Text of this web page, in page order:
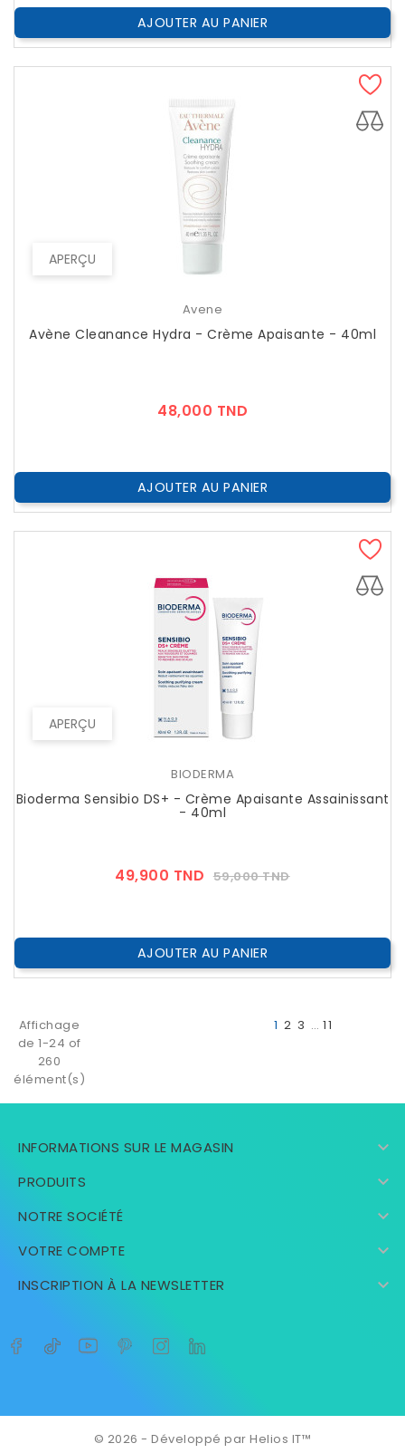
AJOUTER AU PANIER
APERÇU
Avene
Avène Cleanance Hydra - Crème Apaisante - 40ml
48,000 TND
AJOUTER AU PANIER
APERÇU
BIODERMA
Bioderma Sensibio DS+ - Crème Apaisante Assainissant
- 40ml
49,900 TND Prix
59,000 TNDPrix
AJOUTER AU PANIER
Affichage
de 1-24 of
260
élément(s)
1 2 3 … 11
INFORMATIONS SUR LE MAGASIN 
PRODUITS 
NOTRE SOCIÉTÉ 
VOTRE COMPTE 
INSCRIPTION À LA NEWSLETTER 
© 2026 - Développé par Helios IT™